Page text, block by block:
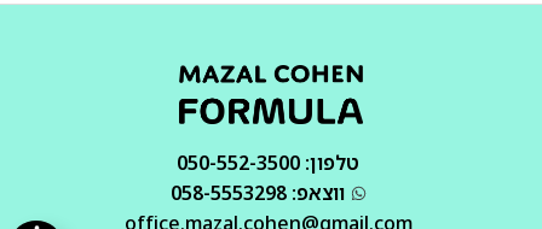
טלפון: 050-552-3500
ווצאפ: 058-5553298
office.mazal.cohen@gmail.com